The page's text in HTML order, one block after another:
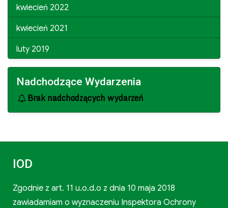
kwiecień 2022
kwiecień 2021
luty 2019
Nadchodzące Wydarzenia
Brak nadchodzących wydarzeń
IOD
Zgodnie z art. 11 u.o.d.o z dnia 10 maja 2018
zawiadamiam o wyznaczeniu Inspektora Ochrony